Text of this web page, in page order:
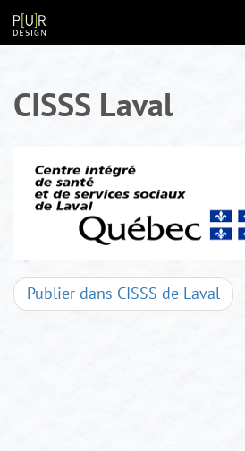
contenu
CISSS Laval
Navigation
Publier dans CISSS de Laval